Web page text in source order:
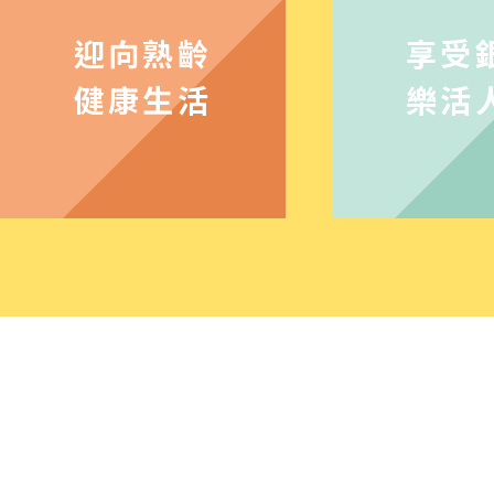
迎向熟齡
健康生活
享受
樂活
什麼變數？面對高速轉動的政經新局，台
因應與布局？